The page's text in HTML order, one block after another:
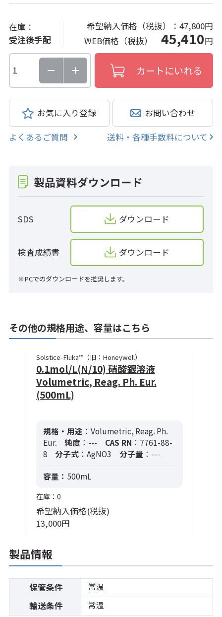
在庫：
受注後手配
希望納入価格（税抜）：47,800円
WEB価格（税抜）45,410円
お気に入り登録 お問い合わせ
よくあるご質問 送料・各種手数料について
製品資料ダウンロード
SDS ダウンロード
検査成績書 ダウンロード
※PCでのダウンロードを推奨します。
その他の規格用途、容量はこちら
Solstice-Fluka™（旧：Honeywell）
0.1mol/L(N/10) 硝酸銀溶液
Volumetric, Reag. Ph. Eur.
(500mL)
規格・用途 ：Volumetric, Reag. Ph.
Eur.
純度 ：--- CAS RN ：7761-88-
8
分子式 ：AgNO3 分子量 ：---
容量： 500mL
在庫：0
希望納入価格(税抜)
13,000円
製品情報
保管条件 常温
輸送条件 常温